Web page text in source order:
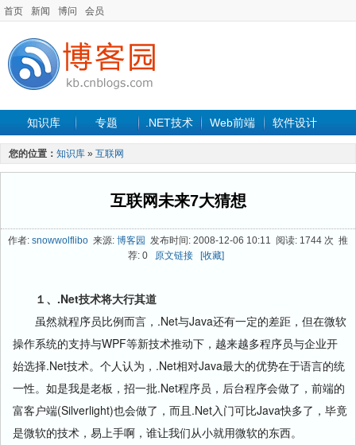
首页 新闻 博问 会员
知识库 专题 .NET技术 Web前端 软件设计
手机开发 软件工程
最新文章
您的位置： 知识库 » 互联网
互联网未来7大猜想
作者: snowwolflibo 来源: 博客园 发布时间: 2008-12-06 10:11 阅读: 1744 次 推
荐: 0
原文链接 [收藏]
１、.Net技术将大行其道
虽然就程序员比例而言，.Net与Java还有一定的差距，但在微软
操作系统的支持与WPF等新技术推动下，越来越多程序员与企业开
始选择.Net技术。个人认为，.Net相对Java最大的优势在于语言的统
一性。如是我是老板，招一批.Net程序员，后台程序会做了，前端的
富客户端(Silverlight)也会做了，而且.Net入门可比Java快多了，毕竟
是微软的技术，易上手啊，谁让我们从小就用微软的东西。